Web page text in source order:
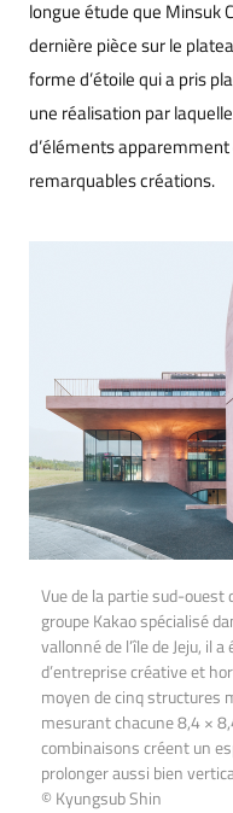
longue étude que Minsuk
dernière pièce sur le
forme d’étoile qui a pris
une réalisation par
d’éléments
remarquables créations.
Vue de la partie sud-ouest
groupe Kakao spécialisé
vallonné de l’île de Jeju, il
d’entreprise créative et
moyen de cinq structures
mesurant chacune 8,4 ×
combinaisons créent un
prolonger aussi bien
© Kyungsub Shin